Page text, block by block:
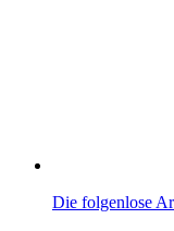
Die folgenlose